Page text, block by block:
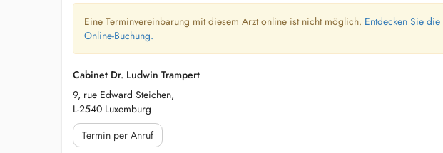
Eine Terminvereinbarung mit diesem Arzt online ist nicht möglich. Entdecken Sie die
Online-Buchung.
Cabinet Dr. Ludwin Trampert
9, rue Edward Steichen,
L-2540 Luxemburg
Termin per Anruf